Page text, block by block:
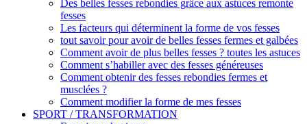
Des belles fesses rebondies grâce aux astuces remonte
fesses
Les facteurs qui déterminent la forme de vos fesses
tout savoir pour avoir de belles fesses fermes et galbées
Comment avoir de plus belles fesses ? toutes les astuces
Comment s’habiller avec des fesses généreuses
Comment obtenir des fesses rebondies fermes et
musclées ?
Comment modifier la forme de mes fesses
SPORT / TRANSFORMATION